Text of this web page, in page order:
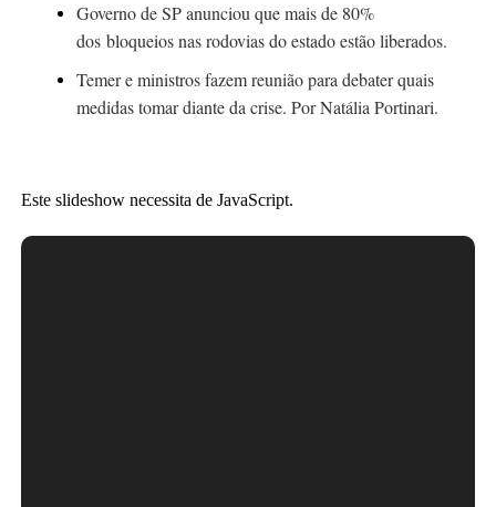
Governo de SP anunciou que mais de 80%
dos bloqueios nas rodovias do estadoestão liberados.
Temer e ministrosfazem reuniãopara debater quais
medidas tomar diante da crise. PorNatália Portinari.
Este slideshow necessita de JavaScript.